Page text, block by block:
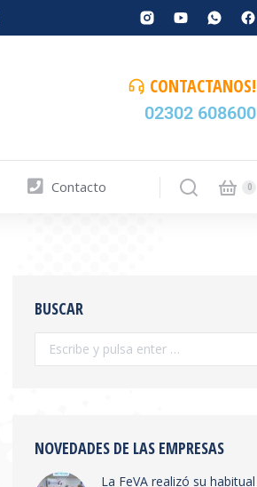
CONTACTANOS!
02302 608600
Contacto
BUSCAR
NOVEDADES DE LAS EMPRESAS
La FeVA realizó su habitual